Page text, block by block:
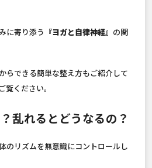
に寄り添う 『ヨガと自律神経』 の関
らできる簡単な整え方もご紹介して
ください。
乱れるとどうなるの？
のリズムを無意識にコントロールし